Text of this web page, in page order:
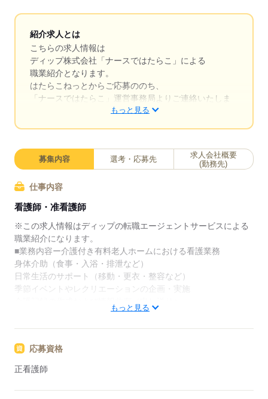
紹介求人とは
こちらの求人情報は
ディップ株式会社「ナースではたらこ」による
職業紹介となります。
はたらこねっとからご応募ののち、
「ナースではたらこ」運営事務局よりご連絡いたしま
求職中の看護師さんの転職を専任の
キャリアアドバイザーが入職まで無料でサポートいた
日本最大級の求人情報の中からぴったりな求人をご紹
介。
履歴書作成のアドバイスや面接日の調整だけでなく、
お給料、お休み、入職時期の交渉もサポートします。
【もちろん無料】
費用は一切かかりません。
もっと見る
募集内容 選考・応募先
求人会社概要
(勤務先)
仕事内容
看護師・准看護師
※この求人情報はディップの転職エージェントサービスによる
職業紹介になります。
■業務内容ー介護付き有料老人ホームにおける看護業務
身体介助（食事・入浴・排泄など）
日常生活のサポート（移動・更衣・整容など）
季節イベントやレクリエーションの企画・実施
医療職・ケアマネジャーとの連絡・調整
ご入居者・ご家族へのご対応 など
★おすすめポイント
全室個室の為、利用者様のプライバシーに配慮した個別性のあ
入社時研修の後は固定のOJTトレーナーと共に、習熟度に合わ
もっと見る
応募資格
正看護師